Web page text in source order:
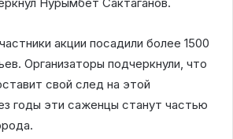
акции посадили более 1500
Организаторы подчеркнули, что
свой след на этой
годы эти саженцы станут частью